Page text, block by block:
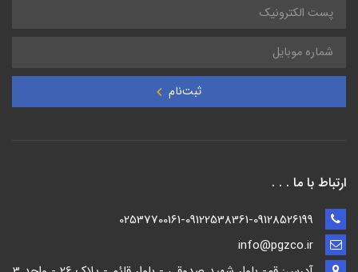
ثبت‌نام
ارتباط با ما . . .